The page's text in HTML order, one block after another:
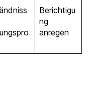
Berichtigu
ng
anregen